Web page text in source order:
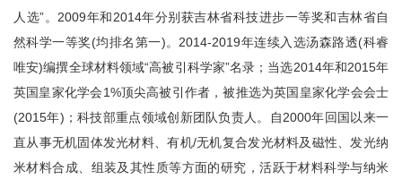
人选”。2009年和2014年分别获吉林省科技进步一等奖和吉林省自
然科学一等奖(均排名第一)。2014-2019年连续入选汤森路透(科睿
唯安)编撰全球材料领域“高被引科学家”名录；当选2014年和2015年
英国皇家化学会1%顶尖高被引作者，被推选为英国皇家化学会会士
(2015年)；科技部重点领域创新团队负责人。自2000年回国以来一
直从事无机固体发光材料、有机/无机复合发光材料及磁性、发光纳
米材料合成、组装及其性质等方面的研究，活跃于材料科学与纳米